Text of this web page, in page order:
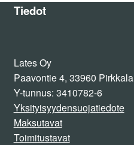
Tiedot
Lates Oy
Paavontie 4, 33960 Pirkkala
Y-tunnus: 3410782-6
Yksityisyydensuojatiedote
Maksutavat
Toimitustavat